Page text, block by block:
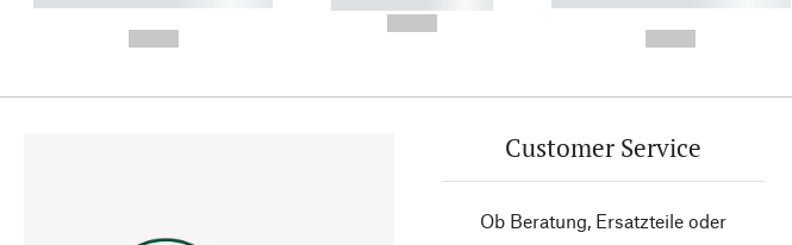
Customer Service
Ob Beratung, Ersatzteile oder